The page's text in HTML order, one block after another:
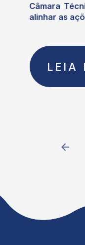
Câmara
alinhar as
LEIA